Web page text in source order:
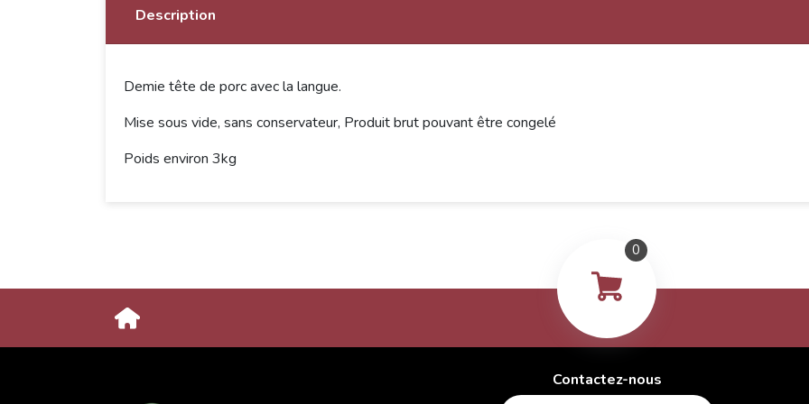
Description
Demie tête de porc avec la langue.
Mise sous vide, sans conservateur, Produit brut pouvant être congelé
Poids environ 3kg
0
Contactez-nous